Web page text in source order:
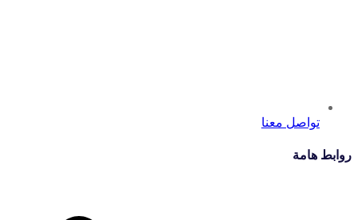
تواصل معنا
روابط هامة